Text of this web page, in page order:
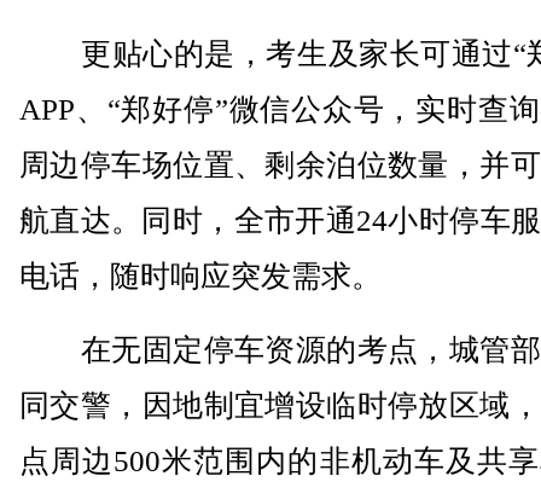
更贴心的是，考生及家长可通过“
APP、“郑好停”微信公众号，实时查
周边停车场位置、剩余泊位数量，并
航直达。同时，全市开通24小时停车
电话，随时响应突发需求。
在无固定停车资源的考点，城管
同交警，因地制宜增设临时停放区域
点周边500米范围内的非机动车及共